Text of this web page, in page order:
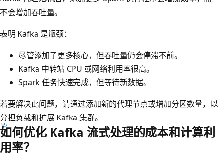
不会增加吞吐量。
表明 Kafka 是瓶颈：
尽管添加了更多核心，但吞吐量仍会停滞不前。
Kafka 中转站 CPU 或网络利用率很高。
Spark 任务快速完成，但等待新数据。
若要解决此问题，请通过添加新的代理节点或增加分区数量，以
分担负载和扩展 Kafka 集群。
如何优化 Kafka 流式处理的成本和计算利
用率？